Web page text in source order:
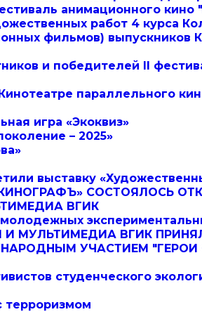
анимационного кино
работ 4 курса
фильмов) выпускников
и победителей II
параллельного
игра «Экоквиз»
– 2025»
выставку
СОСТОЯЛОСЬ
ВГИК
МУЛЬТИМЕДИА ВГИК
УЧАСТИЕМ "ГЕРОИ
студенческого
терроризмом